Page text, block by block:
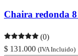
Chaira redonda
(0)
$ 131.000 (IVA Incluido)